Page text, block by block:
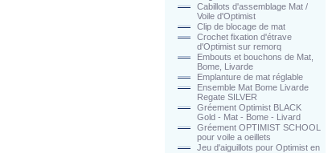
Cabillots d'assemblage Mat /
Voile d'Optimist
Clip de blocage de mat
Crochet fixation d'étrave
d'Optimist sur remorq
Embouts et bouchons de Mat,
Bome, Livarde
Emplanture de mat réglable
Ensemble Mat Bome Livarde
Regate SILVER
Gréement Optimist BLACK
Gold - Mat - Bome - Livard
Gréement OPTIMIST SCHOOL
pour voile a oeillets
Jeu d'aiguillots pour Optimist en